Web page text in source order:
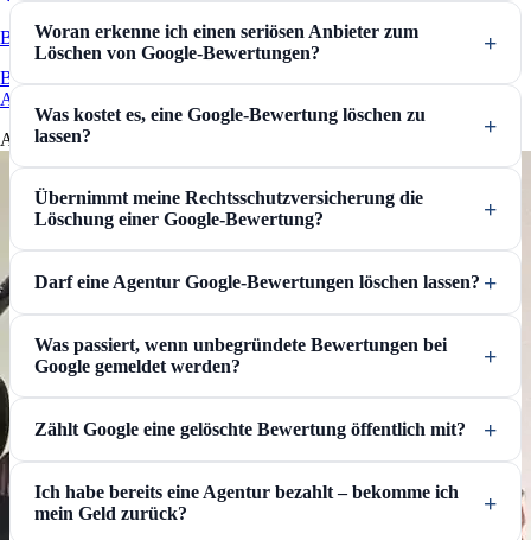
Bewertungen kaufen
Beratung zu illegalen und legalen Tricks von einem spezialisierten
Anwalt.
Aktuelles
Woran erkenne ich einen seriösen Anbieter zum
Löschen von Google-Bewertungen?
Was kostet es, eine Google-Bewertung löschen zu
lassen?
Übernimmt meine Rechtsschutzversicherung die
Löschung einer Google-Bewertung?
Darf eine Agentur Google-Bewertungen löschen lassen?
Was passiert, wenn unbegründete Bewertungen bei
Google gemeldet werden?
Zählt Google eine gelöschte Bewertung öffentlich mit?
Ich habe bereits eine Agentur bezahlt – bekomme ich
mein Geld zurück?